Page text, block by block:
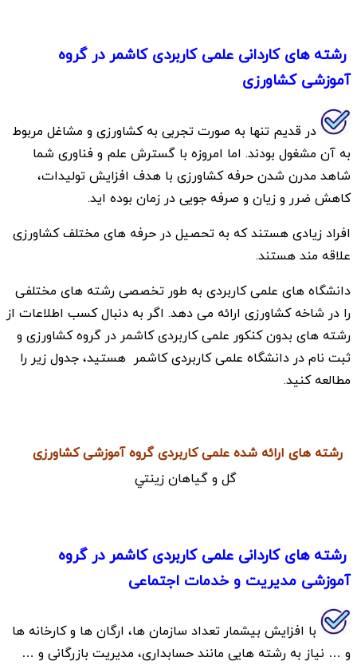
رشته های کاردانی علمی کاربردی کاشمر در گروه
آموزشی کشاورزی
در قدیم تنها به صورت تجربی به کشاورزی و مشاغل مربوط
به آن مشغول بودند. اما امروزه با گسترش علم و فناوری شما
شاهد مدرن شدن حرفه کشاورزی با هدف افزایش تولیدات،
کاهش ضرر و زیان و صرفه جویی در زمان بوده اید.
افراد زیادی هستند که به تحصیل در حرفه های مختلف کشاورزی
علاقه مند هستند.
دانشگاه های علمی کاربردی به طور تخصصی رشته های مختلفی
را در شاخه کشاورزی ارائه می دهد. اگر به دنبال کسب اطلاعات از
رشته های بدون کنکور علمی کاربردی کاشمر در گروه کشاورزی و
ثبت نام در دانشگاه علمی کاربردی کاشمر هستید، جدول زیر را
مطالعه کنید.
رشته های ارائه شده علمی کاربردی گروه آموزشی کشاورزی
گل و گياهان زينتي
رشته های کاردانی علمی کاربردی کاشمر در گروه
آموزشی مدیریت و خدمات اجتماعی
با افزایش بیشمار تعداد سازمان ها، ارگان ها و کارخانه ها
و … نیاز به رشته هایی مانند حسابداری، مدیریت بازرگانی و …